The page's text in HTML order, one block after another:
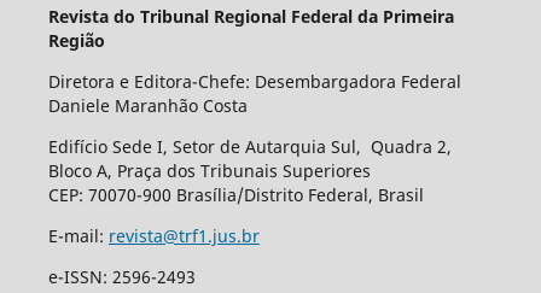
Revista do Tribunal Regional Federal da Primeira
Região
Diretora e Editora-Chefe: Desembargadora Federal
Daniele Maranhão Costa
Edifício Sede I, Setor de Autarquia Sul, Quadra 2,
Bloco A, Praça dos Tribunais Superiores
CEP: 70070-900 Brasília/Distrito Federal, Brasil
E-mail: revista@trf1.jus.br
e-ISSN: 2596-2493